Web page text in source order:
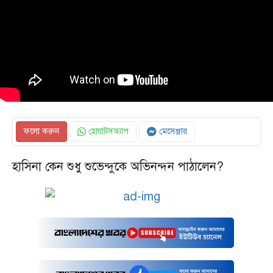
ফলো করুন হোয়াটসঅ্যাপ মেসেঞ্জার
হাসিনা কেন শুধু শুভেন্দুকে অভিনন্দন পাঠালেন?